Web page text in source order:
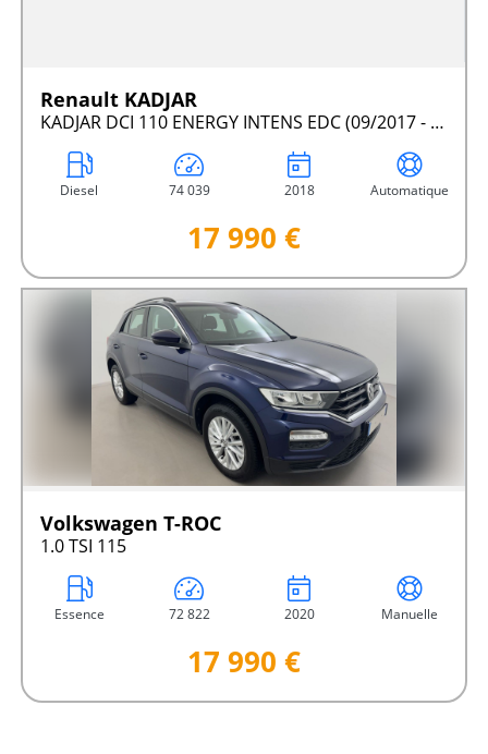
Renault KADJAR
KADJAR DCI 110 ENERGY INTENS EDC (09/2017 - 12/2018) 5P 110CH
Diesel 74 039 2018 Automatique
17 990 €
Volkswagen T-ROC
1.0 TSI 115
Essence 72 822 2020 Manuelle
17 990 €